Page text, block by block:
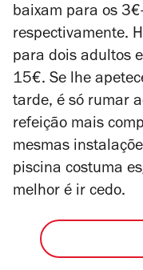
baixam para os
respectivamente.
para dois adultos
15€. Se lhe
tarde, é só rumar
refeição mais
mesmas
piscina costuma
melhor é ir cedo.